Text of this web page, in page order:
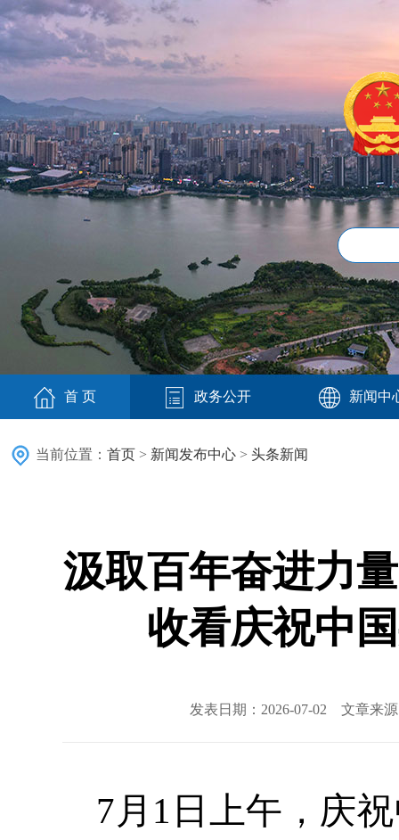
首 页 政务公开 新闻中
当前位置： 首页 > 新闻发布中心 > 头条新闻
汲取百年奋进力
收看庆祝中
发表日期：2026-07-02 文章来
7月1日上午，庆